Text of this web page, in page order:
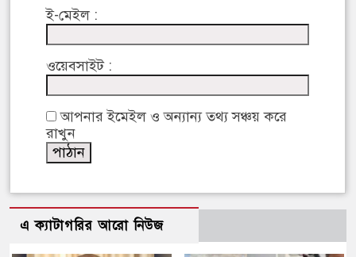
ই-মেইল :
ওয়েবসাইট :
আপনার ইমেইল ও অন্যান্য তথ্য সঞ্চয় করে
রাখুন
এ ক্যাটাগরির আরো নিউজ